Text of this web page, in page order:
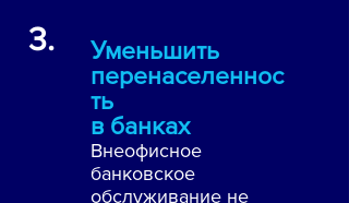
3.
Уменьшить
перенаселеннос
ть
в банках
Внеофисное
банковское
обслуживание не